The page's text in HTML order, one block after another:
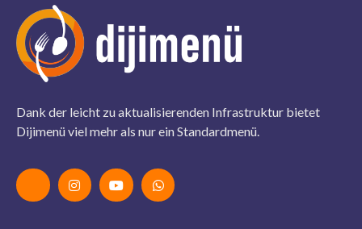
Dank der leicht zu aktualisierenden Infrastruktur bietet
Dijimenü viel mehr als nur ein Standardmenü.